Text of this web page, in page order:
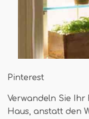
Pinterest
Verwandeln Sie Ihr
Haus, anstatt den